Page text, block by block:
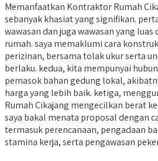
Memanfaatkan Kontraktor Rumah
sebanyak khasiat yang signifikan.
wawasan dan juga wawasan yang
rumah. saya memaklumi cara
perizinan, bersama tolak ukur serta
berlaku. kedua, kita mempunyai
pemasok bahan gedung lokal,
harga yang lebih baik. ketiga,
Rumah Cikajang mengecilkan berat
saya bakal menata proposal dengan
termasuk perencanaan, pengadaan
stamina kerja, serta pengawasan